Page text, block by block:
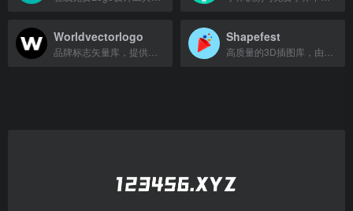
Worldvectorlogo Shapefest